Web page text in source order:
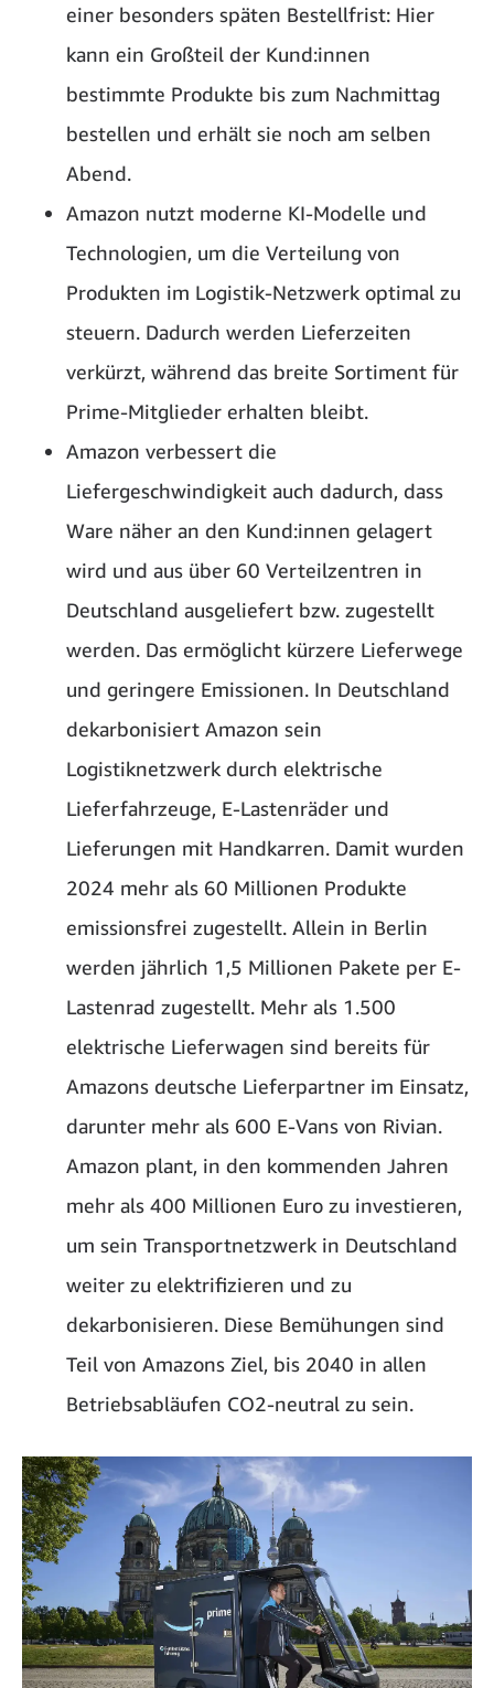
einer besonders späten Bestellfrist: Hier
kann ein Großteil der Kund:innen
bestimmte Produkte bis zum Nachmittag
bestellen und erhält sie noch am selben
Abend.
Amazon nutzt moderne KI-Modelle und
Technologien, um die Verteilung von
Produkten im Logistik-Netzwerk optimal zu
steuern. Dadurch werden Lieferzeiten
verkürzt, während das breite Sortiment für
Prime-Mitglieder erhalten bleibt.
Amazon verbessert die
Liefergeschwindigkeit auch dadurch, dass
Ware näher an den Kund:innen gelagert
wird und aus über 60 Verteilzentren in
Deutschland ausgeliefert bzw. zugestellt
werden. Das ermöglicht kürzere Lieferwege
und geringere Emissionen. In Deutschland
dekarbonisiert Amazon sein
Logistiknetzwerk durch elektrische
Lieferfahrzeuge, E-Lastenräder und
Lieferungen mit Handkarren. Damit wurden
2024 mehr als 60 Millionen Produkte
emissionsfrei zugestellt. Allein in Berlin
werden jährlich 1,5 Millionen Pakete per E-
Lastenrad zugestellt. Mehr als 1.500
elektrische Lieferwagen sind bereits für
Amazons deutsche Lieferpartner im Einsatz,
darunter mehr als 600 E-Vans von Rivian.
Amazon plant, in den kommenden Jahren
mehr als 400 Millionen Euro zu investieren,
um sein Transportnetzwerk in Deutschland
weiter zu elektrifizieren und zu
dekarbonisieren. Diese Bemühungen sind
Teil von Amazons Ziel, bis 2040 in allen
Betriebsabläufen CO2-neutral zu sein.